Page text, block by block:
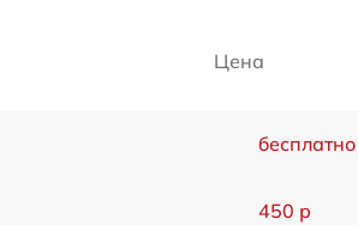
Цена
бесплатно
450 р